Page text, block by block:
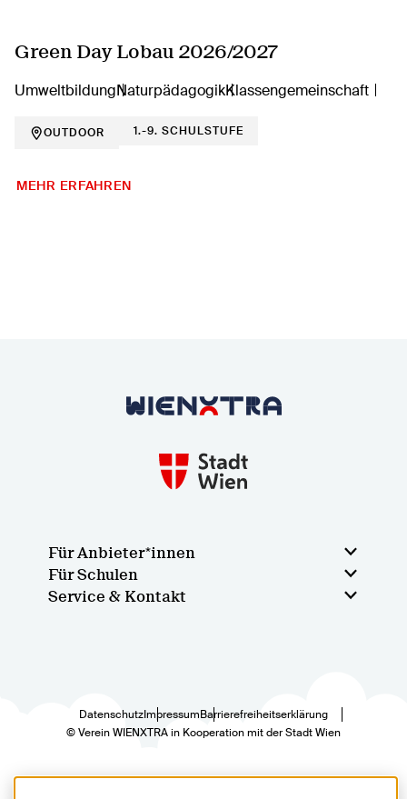
Green Day Lobau 2026/2027
UmweltbildungNaturpädagogikKlassengemeinschaft
OUTDOOR 1.-9. SCHULSTUFE
MEHR ERFAHREN
Zurück zur Startseite
Für Anbieter*innen
Für Schulen
Service & Kontakt
DatenschutzImpressumBarrierefreiheitserklärung
© Verein WIENXTRA in Kooperation mit der Stadt Wien